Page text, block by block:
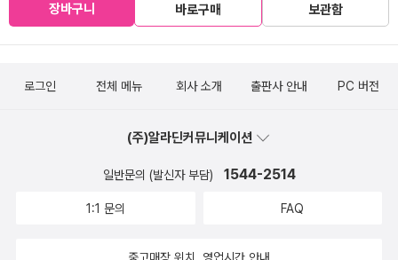
장바구니 바로구매 보관함
로그인 전체 메뉴 회사 소개 출판사 안내 PC 버전
(주)알라딘커뮤니케이션
일반문의 (발신자 부담) 1544-2514
1:1 문의 FAQ